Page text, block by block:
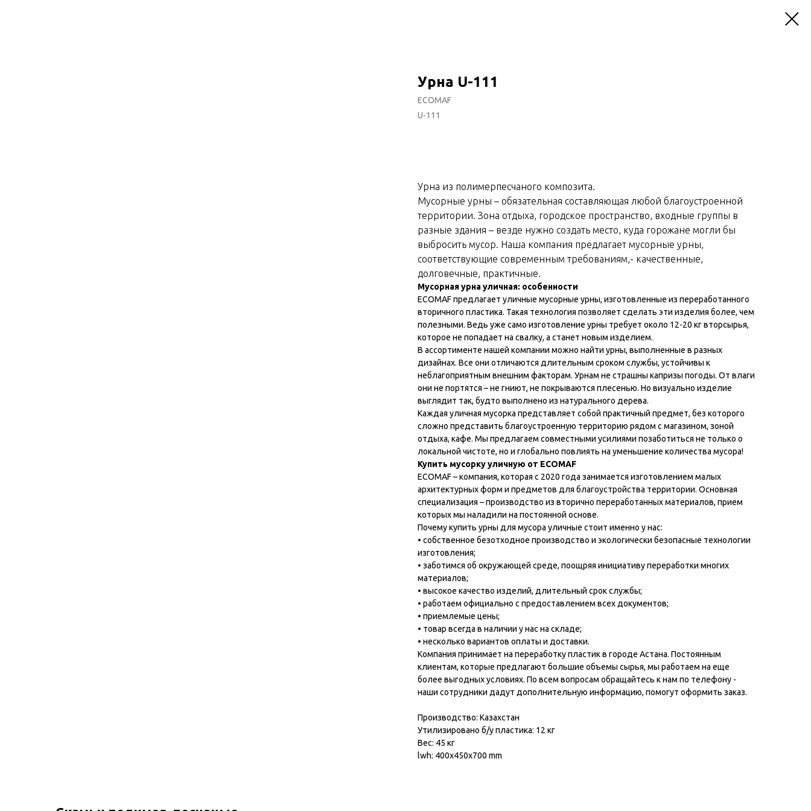
Урна U-111
ECOMAF
U-111
Урна из полимерпесчаного композита.
Мусорные урны – обязательная составляющая любой благоустроенной
территории. Зона отдыха, городское пространство, входные группы в
разные здания – везде нужно создать место, куда горожане могли бы
выбросить мусор. Наша компания предлагает мусорные урны,
соответствующие современным требованиям,- качественные,
долговечные, практичные.
Мусорная урна уличная: особенности
ECOMAF предлагает уличные мусорные урны, изготовленные из переработанного
вторичного пластика. Такая технология позволяет сделать эти изделия более, чем
полезными. Ведь уже само изготовление урны требует около 12-20 кг вторсырья,
которое не попадает на свалку, а станет новым изделием.
В ассортименте нашей компании можно найти урны, выполненные в разных
дизайнах. Все они отличаются длительным сроком службы, устойчивы к
неблагоприятным внешним факторам. Урнам не страшны капризы погоды. От влаги
они не портятся – не гниют, не покрываются плесенью. Но визуально изделие
выглядит так, будто выполнено из натурального дерева.
Каждая уличная мусорка представляет собой практичный предмет, без которого
сложно представить благоустроенную территорию рядом с магазином, зоной
отдыха, кафе. Мы предлагаем совместными усилиями позаботиться не только о
локальной чистоте, но и глобально повлиять на уменьшение количества мусора!
Купить мусорку уличную от ECOMAF
ECOMAF – компания, которая с 2020 года занимается изготовлением малых
архитектурных форм и предметов для благоустройства территории. Основная
специализация – производство из вторично переработанных материалов, прием
которых мы наладили на постоянной основе.
Почему купить урны для мусора уличные стоит именно у нас:
• собственное безотходное производство и экологически безопасные технологии
изготовления;
• заботимся об окружающей среде, поощряя инициативу переработки многих
материалов;
• высокое качество изделий, длительный срок службы;
• работаем официально с предоставлением всех документов;
• приемлемые цены;
• товар всегда в наличии у нас на складе;
• несколько вариантов оплаты и доставки.
Компания принимает на переработку пластик в городе Астана. Постоянным
клиентам, которые предлагают большие объемы сырья, мы работаем на еще
более выгодных условиях. По всем вопросам обращайтесь к нам по телефону -
наши сотрудники дадут дополнительную информацию, помогут оформить заказ.
Производство: Казахстан
Утилизировано б/у пластика: 12 кг
Вес: 45 кг
lwh: 400x450x700 mm